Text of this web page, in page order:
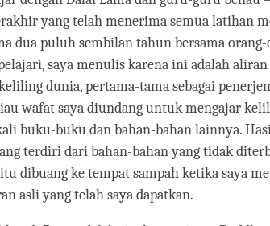
yang telah menerima semua latihan
dua puluh sembilan tahun bersama orang-
saya menulis karena ini adalah
dunia, pertama-tama sebagai
wafat saya diundang untuk mengajar
buku-buku dan bahan-bahan lainnya.
terdiri dari bahan-bahan yang tidak
dibuang ke tempat sampah ketika saya
asli yang telah saya dapatkan.